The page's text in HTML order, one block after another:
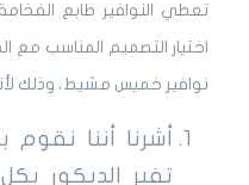
تعطي النوافير طابع
اختيار التصميم المناسب
نوافير خميس مشيط، وذلك
أشرنا أننا نقوم
تفير الديكور